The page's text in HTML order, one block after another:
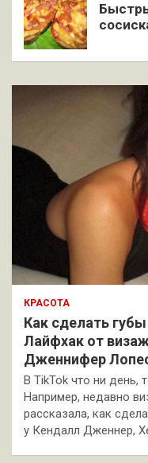
КРАСОТА
Как сделать
Лайфхак от
Дженнифер
В TikTok что ни день,
Например, недавно
рассказала, как
у Кендалл Дженнер,